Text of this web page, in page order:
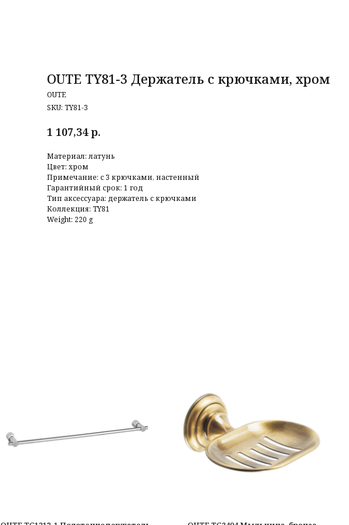
OUTE TY81-3 Держатель с крючками, хром
OUTE
SKU: TY81-3
1 107,34 р.
Материал: латунь
Цвет: хром
Примечание: с 3 крючками, настенный
Гарантийный срок: 1 год
Тип аксессуара: держатель с крючками
Коллекция: TY81
Weight: 220 g